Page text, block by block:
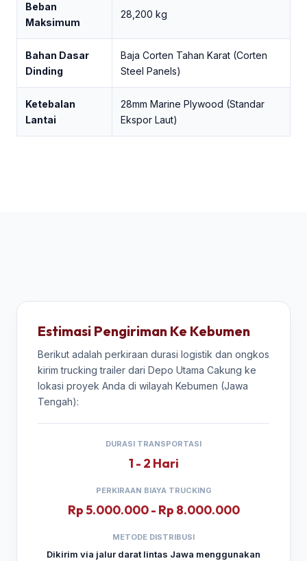
Beban
Maksimum
28,200 kg
Bahan Dasar
Dinding
Baja Corten Tahan Karat (Corten
Steel Panels)
Ketebalan
Lantai
28mm Marine Plywood (Standar
Ekspor Laut)
Estimasi Pengiriman Ke Kebumen
Berikut adalah perkiraan durasi logistik dan ongkos
kirim trucking trailer dari Depo Utama Cakung ke
lokasi proyek Anda di wilayah Kebumen (Jawa
Tengah):
DURASI TRANSPORTASI
1 - 2 Hari
PERKIRAAN BIAYA TRUCKING
Rp 5.000.000 - Rp 8.000.000
METODE DISTRIBUSI
Dikirim via jalur darat lintas Jawa menggunakan